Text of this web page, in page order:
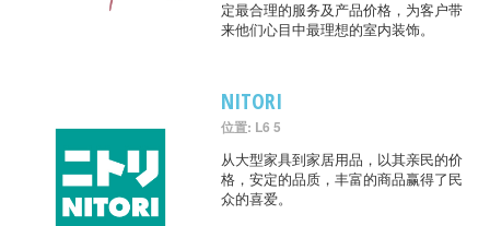
定最合理的服务及产品价格，为客户带
来他们心目中最理想的室内装饰。
NITORI
位置: L6 5
从大型家具到家居用品，以其亲民的价
格，安定的品质，丰富的商品赢得了民
众的喜爱。